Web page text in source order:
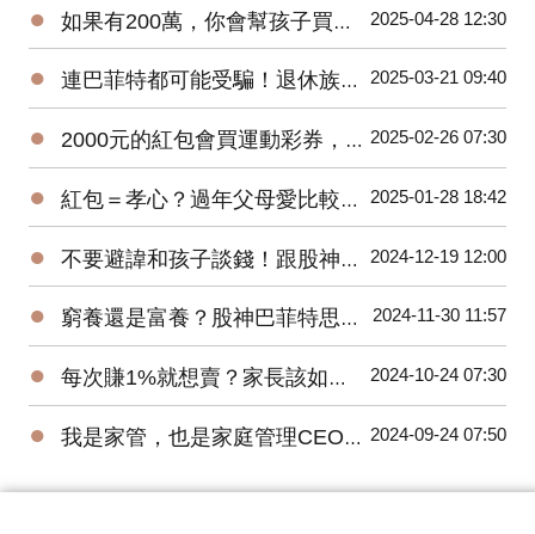
● 如果有200萬，你會幫孩子買ETF還是唸私立國中？ 2025-04-28 12:30
● 連巴菲特都可能受騙！退休族群更要慎防詐騙！ 2025-03-21 09:40
● 2000元的紅包會買運動彩券，還是夾娃娃？ 2025-02-26 07:30
● 紅包＝孝心？過年父母愛比較紅包，子女該如何做到正向教養溝通？ 2025-01-28 18:42
● 不要避諱和孩子談錢！跟股神巴菲特學習理財教育。 2024-12-19 12:00
● 窮養還是富養？股神巴菲特思維養出獨立自主孩子！ 2024-11-30 11:57
● 每次賺1%就想賣？家長該如何培養小小巴菲特？ 2024-10-24 07:30
● 我是家管，也是家庭管理CEO！ 2024-09-24 07:50